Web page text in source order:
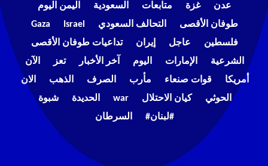
عدن
غزة متابعات السعودية
اليمن اليوم
طوفان الأقصى
التحالف السعودي Israel
Gaza
فلسطين
عاجل إيران
تداعيات طوفان الأقصى
الشرعية
الإمارات اليوم آخر الأخبار تعز
الآن
أمريكا
قوات صنعاء مأرب الصرف الذهب
الان
الحوثي
كيان الاحتلال war الحديدة
شبوة
#لبنان#
السرطان